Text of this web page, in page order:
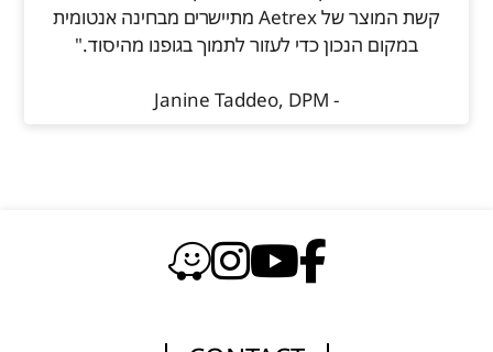
קשת המוצר של Aetrex מתיישרים מבחינה אנטומית
במקום הנכון כדי לעזור לתמוך בגופנו מהיסוד."
- Janine Taddeo, DPM